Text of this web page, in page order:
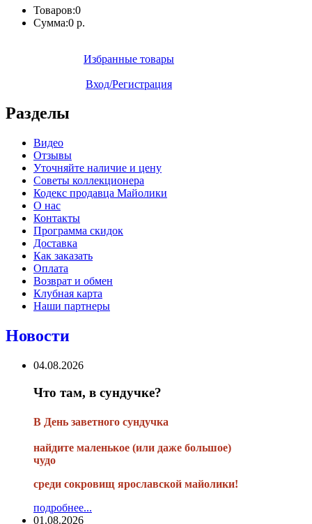
Товаров:0
Сумма:0 р.
Избранные товары
Вход/Регистрация
Разделы
Видео
Отзывы
Уточняйте наличие и цену
Советы коллекционера
Кодекс продавца Майолики
О нас
Контакты
Программа скидок
Доставка
Как заказать
Оплата
Возврат и обмен
Клубная карта
Наши партнеры
Новости
04.08.2026
Что там, в сундучке?
В День заветного сундучка
найдите маленькое (или даже большое)
чудо
среди сокровищ ярославской майолики!
подробнее...
01.08.2026